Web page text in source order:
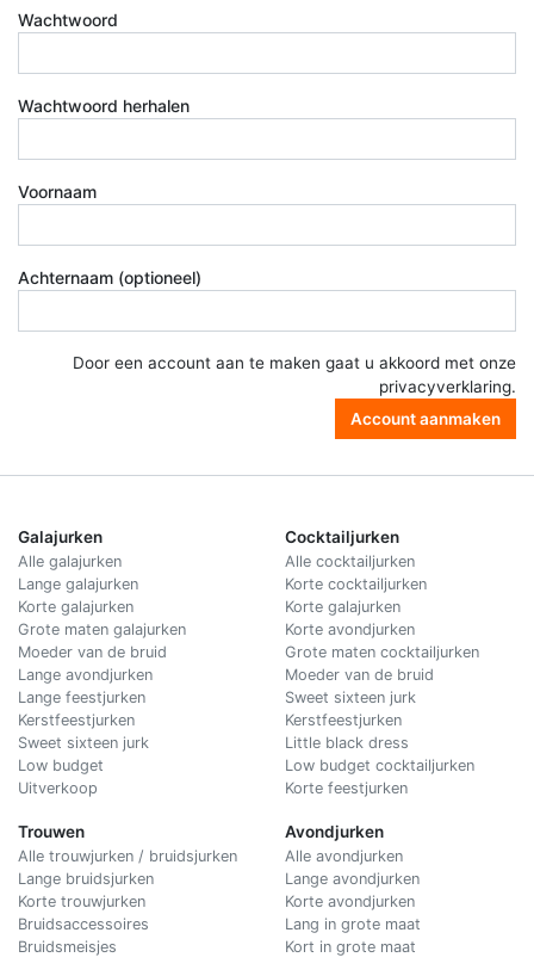
Wachtwoord
Wachtwoord herhalen
Voornaam
Achternaam (optioneel)
Door een account aan te maken gaat u akkoord met onze
privacyverklaring.
Account aanmaken
Galajurken
Alle galajurken
Lange galajurken
Korte galajurken
Grote maten galajurken
Moeder van de bruid
Lange avondjurken
Lange feestjurken
Kerstfeestjurken
Sweet sixteen jurk
Low budget
Uitverkoop
Trouwen
Alle trouwjurken / bruidsjurken
Lange bruidsjurken
Korte trouwjurken
Bruidsaccessoires
Bruidsmeisjes
Cocktailjurken
Alle cocktailjurken
Korte cocktailjurken
Korte galajurken
Korte avondjurken
Grote maten cocktailjurken
Moeder van de bruid
Sweet sixteen jurk
Kerstfeestjurken
Little black dress
Low budget cocktailjurken
Korte feestjurken
Avondjurken
Alle avondjurken
Lange avondjurken
Korte avondjurken
Lang in grote maat
Kort in grote maat